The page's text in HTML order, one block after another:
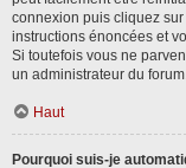
connexion puis cliquez sur
instructions énoncées et
Si toutefois vous ne
un administrateur du
Haut
Pourquoi suis-je